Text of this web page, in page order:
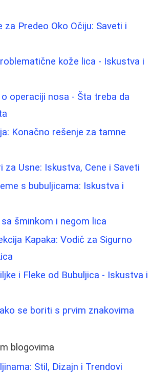
za Predeo Oko Očiju: Saveti i
kože lica - Iskustva i
operaciji nosa - Šta treba da
Konačno rešenje za tamne
za Usne: Iskustva, Cene i Saveti
s bubuljicama: Iskustva i
šminkom i negom lica
Kapaka: Vodič za Sigurno
i Fleke od Bubuljica - Iskustva i
se boriti s prvim znakovima
blogovima
Stil, Dizajn i Trendovi